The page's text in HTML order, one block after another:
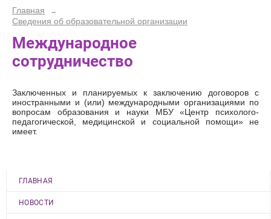
Главная →
Сведения об образовательной организации
Международное
сотрудничество
Заключенных и планируемых к заключению договоров с
иностранными и (или) международными организациями по
вопросам образования и науки МБУ «Центр психолого-
педагогической, медицинской и социальной помощи» не
имеет.
ГЛАВНАЯ
НОВОСТИ